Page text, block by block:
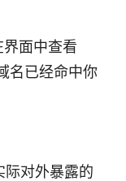
面中查看
名已经命中你
际对外暴露的